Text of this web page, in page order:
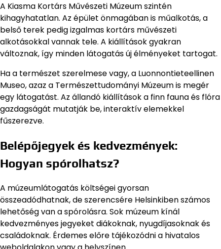
A Kiasma Kortárs Művészeti Múzeum szintén
kihagyhatatlan. Az épület önmagában is műalkotás, a
belső terek pedig izgalmas kortárs művészeti
alkotásokkal vannak tele. A kiállítások gyakran
változnak, így minden látogatás új élményeket tartogat.
Ha a természet szerelmese vagy, a Luonnontieteellinen
Museo, azaz a Természettudományi Múzeum is megér
egy látogatást. Az állandó kiállítások a finn fauna és flóra
gazdagságát mutatják be, interaktív elemekkel
fűszerezve.
Belépőjegyek és kedvezmények:
Hogyan spórolhatsz?
A múzeumlátogatás költségei gyorsan
összeadódhatnak, de szerencsére Helsinkiben számos
lehetőség van a spórolásra. Sok múzeum kínál
kedvezményes jegyeket diákoknak, nyugdíjasoknak és
családoknak. Érdemes előre tájékozódni a hivatalos